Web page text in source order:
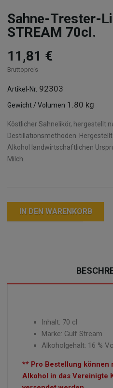
Sahne-Trester-
STREAM 70cl.
11,81 €
Bruttopreis
Artikel-Nr. 92303
Gewicht / Volumen 1.80 kg
Köstlicher Sahnelikör, hergestellt
Destillationsmethoden.
Alkohol landwirtschaftlichen
Milch.
IN DEN WARENKORB
Inhalt: 70 cl
Marke: Gulf Stream
Alkoholgehalt: 16 %
** Pro Bestellung können
Alkohol in das Vereinigte